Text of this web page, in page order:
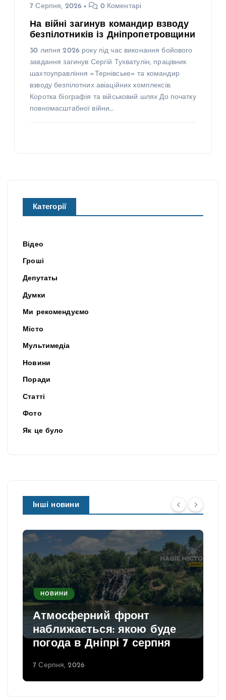
7 Серпня, 2026 0 Коментарі
На війні загинув командир взводу
безпілотників із Дніпропетровщини
30 липня 2026 року під час виконання бойового
завдання загинув Сергій Тухватулін, працівник
шахтоуправління «Тернівське» та командир
взводу безпілотних авіаційних комплексів.
Коротка біографія та військовий шлях До початку
повномасштабної війни…
Категорії
Відео
Гроші
Депутаты
Думки
Ми рекомендуємо
Місто
Мультимедіа
Новини
Поради
Статті
Фото
Як це було
Інші новини
НОВИНИ
Атмосферний фронт
наближається: якою буде
погода в Дніпрі 7 серпня
7 Серпня, 2026